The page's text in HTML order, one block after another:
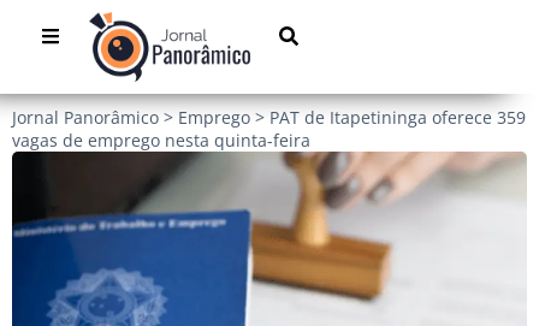
Jornal Panorâmico > Emprego > PAT de Itapetininga oferece 359
vagas de emprego nesta quinta-feira